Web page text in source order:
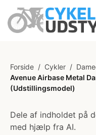
Forside / Cykler /
Avenue Airbase Metal
(Udstillingsmodel)
Dele af indholdet på
med hjælp fra AI.